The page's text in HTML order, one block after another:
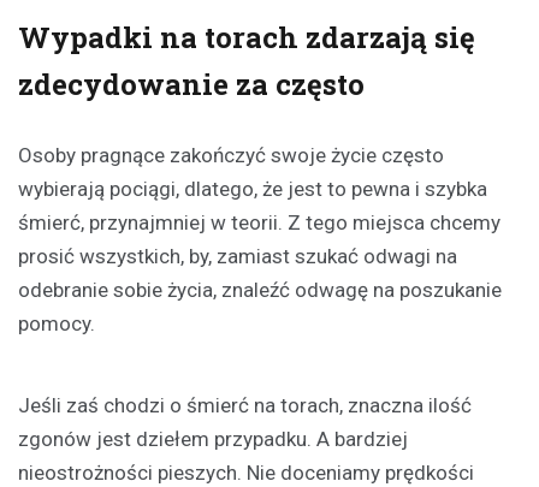
Wypadki na torach zdarzają się
zdecydowanie za często
Osoby pragnące zakończyć swoje życie często
wybierają pociągi, dlatego, że jest to pewna i szybka
śmierć, przynajmniej w teorii. Z tego miejsca chcemy
prosić wszystkich, by, zamiast szukać odwagi na
odebranie sobie życia, znaleźć odwagę na poszukanie
pomocy.
Jeśli zaś chodzi o śmierć na torach, znaczna ilość
zgonów jest dziełem przypadku. A bardziej
nieostrożności pieszych. Nie doceniamy prędkości